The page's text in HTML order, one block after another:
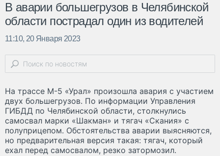
В аварии большегрузов в Челябинской
области пострадал один из водителей
11:10, 20 Января 2023
На трассе М-5 «Урал» произошла авария с участием
двух большегрузов. По информации Управления
ГИБДД по Челябинской области, столкнулись
самосвал марки «Шакман» и тягач «Скания» с
полуприцепом. Обстоятельства аварии выясняются,
но предварительная версия такая: тягач, который
ехал перед самосвалом, резко затормозил.